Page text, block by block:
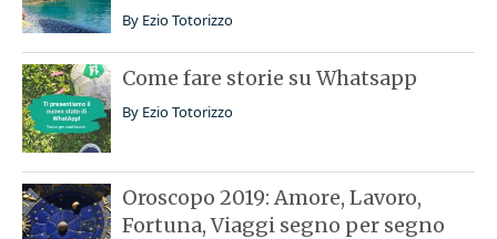
By Ezio Totorizzo
Come fare storie su Whatsapp
By Ezio Totorizzo
Oroscopo 2019: Amore, Lavoro,
Fortuna, Viaggi segno per segno